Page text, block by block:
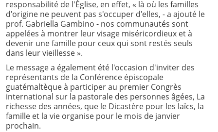
responsabilité de l'Église, en effet, « là où les familles
d'origine ne peuvent pas s'occuper d'elles, - a ajouté le
prof. Gabriella Gambino - nos communautés sont
appelées à montrer leur visage miséricordieux et à
devenir une famille pour ceux qui sont restés seuls
dans leur vieillesse ».
Le message a également été l'occasion d'inviter des
représentants de la Conférence épiscopale
guatémaltèque à participer au premier Congrès
international sur la pastorale des personnes âgées, La
richesse des années, que le Dicastère pour les laïcs, la
famille et la vie organise pour le mois de janvier
prochain.